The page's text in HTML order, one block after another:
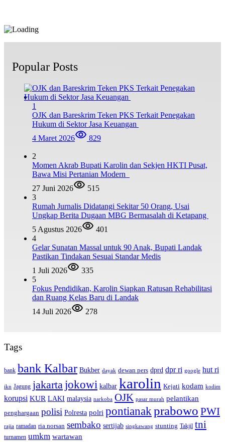
Popular Posts
1
OJK dan Bareskrim Teken PKS Terkait Penegakan
Hukum di Sektor Jasa Keuangan
4 Maret 2026
829
2
Momen Akrab Bupati Karolin dan Sekjen HKTI Pusat,
Bawa Misi Pertanian Modern
27 Juni 2026
515
3
Rumah Jurnalis Didatangi Sekitar 50 Orang, Usai
Ungkap Berita Dugaan MBG Bermasalah di Ketapang
5 Agustus 2026
401
4
Gelar Sunatan Massal untuk 90 Anak, Bupati Landak
Pastikan Tindakan Sesuai Standar Medis
1 Juli 2026
335
5
Fokus Pendidikan, Karolin Siapkan Ratusan Rehabilitasi
dan Ruang Kelas Baru di Landak
14 Juli 2026
278
Tags
bank bank Kalbar Bukber dayak dewan pers dprd dpr ri google hut ri
ikn Jagung jakarta jokowi kalbar karolin Kejati kodam kodim
korupsi KUR LAKI malaysia narkoba OJK pasar murah pelantikan
penghargaan polisi Polresta polri pontianakprabowo PWI
rajia ramadan ria norsan sembako sertijab singkawang stunting Takjil tni
turnamen umkm wartawan